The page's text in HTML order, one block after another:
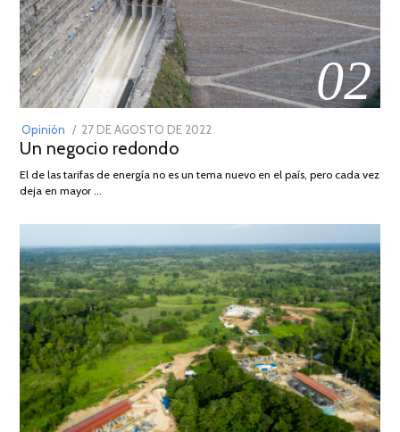
02
Opinión
POSTED
ON
27 DE AGOSTO DE 2022
DE
Un negocio redondo
El de las tarifas de energía no es un tema nuevo en el país, pero cada vez
deja en mayor …